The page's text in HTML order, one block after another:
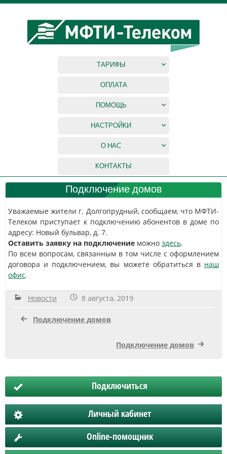
ТАРИФЫ
ОПЛАТА
ПОМОЩЬ
НАСТРОЙКИ
О НАС
КОНТАКТЫ
Подключение домов
Уважаемые жители г. Долгопрудный, сообщаем, что МФТИ-
Телеком приступает к подключению абонентов в доме по
адресу: Новый бульвар, д. 7.
Оставить заявку на подключение можно здесь.
По всем вопросам, связанным в том числе с оформлением
договора и подключением, вы можете обратиться в наш
офис.
Новости 8 августа, 2019
Подключение домов
Подключение домов
Подключиться
Личный кабинет
Online-помощник